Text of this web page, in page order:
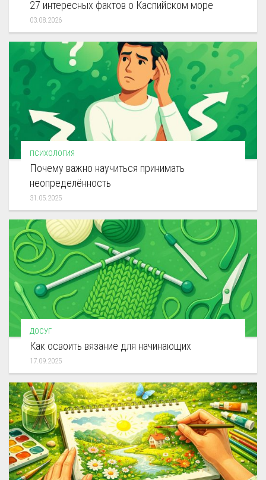
27 интересных фактов о Каспийском море
03.08.2026
ПСИХОЛОГИЯ
Почему важно научиться принимать
неопределённость
31.05.2025
ДОСУГ
Как освоить вязание для начинающих
17.09.2025